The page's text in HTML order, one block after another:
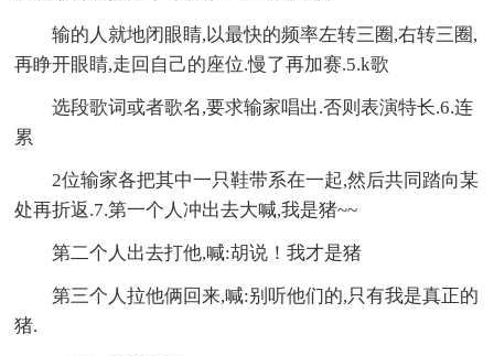
输的人就地闭眼睛,以最快的频率左转三圈,右转三圈,
再睁开眼睛,走回自己的座位.慢了再加赛.5.k歌
选段歌词或者歌名,要求输家唱出.否则表演特长.6.连
累
2位输家各把其中一只鞋带系在一起,然后共同踏向某
处再折返.7.第一个人冲出去大喊,我是猪~~
第二个人出去打他,喊:胡说！我才是猪
第三个人拉他俩回来,喊:别听他们的,只有我是真正的
猪.